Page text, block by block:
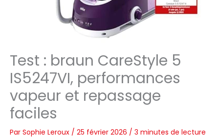
Test : braun CareStyle 5
IS5247VI, performances
vapeur et repassage
faciles
Par Sophie Leroux / 25 février 2026 / 3 minutes de lecture